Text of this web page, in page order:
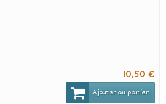
10,50 €
Ajouter au panier